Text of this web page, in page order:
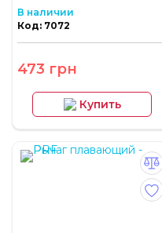
В наличии
Код: 7072
473 грн
Купить